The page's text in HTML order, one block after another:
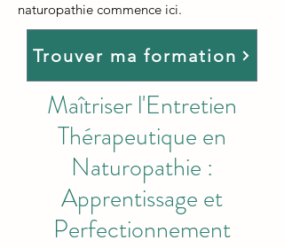
naturopathie commence ici.
Trouver ma formation
Maîtriser l'Entretien
Thérapeutique en
Naturopathie :
Apprentissage et
Perfectionnement